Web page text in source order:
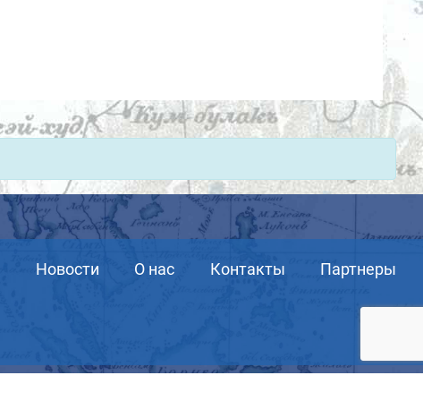
Новости О нас Контакты Партнеры